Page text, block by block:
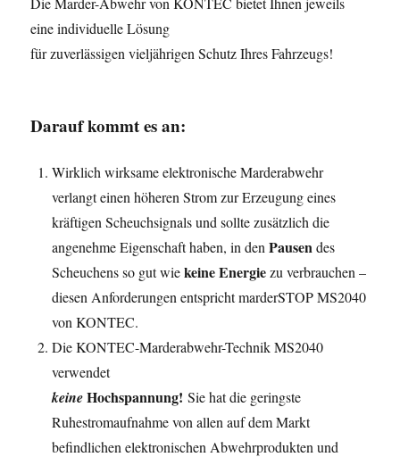
eine individuelle Lösung
für zuverlässigen vieljährigen Schutz Ihres Fahrzeugs!
Darauf kommt es an:
Wirklich wirksame elektronische Marderabwehr
verlangt einen höheren Strom zur Erzeugung eines
kräftigen Scheuchsignals und sollte zusätzlich die
angenehme Eigenschaft haben, in denPausendes
Scheuchens so gut wiekeine Energiezu verbrauchen –
diesen Anforderungen entspricht marderSTOP MS2040
von KONTEC.
Die KONTEC-Marderabwehr-Technik MS2040
verwendet
keineHochspannung! Sie hat die geringste
Ruhestromaufnahme von allen auf dem Markt
befindlichen elektronischen Abwehrprodukten und